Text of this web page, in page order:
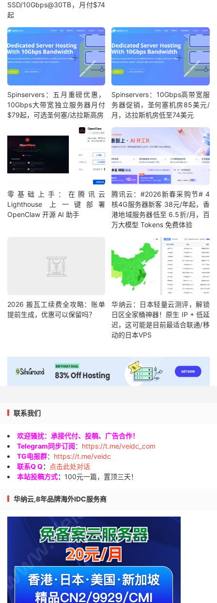
SSD/10Gbps@30TB，月付$74
起
Spinservers：五月重磅优惠，
10Gbps大带宽独立服务器月付
$79起，可选圣何塞/达拉斯高房
Spinservers：10Gbps高带宽服
务器促销，圣何塞机房85美元/
月，达拉斯机房低至74美元
零基础上手：在腾讯云
Lighthouse 上一键部署
OpenClaw 开源 AI 助手
腾讯云：#2026新春采购节# 4
核4G服务器新客 38元/年起，香
港地域服务器低至 6.5折/月，百
万大模型 Tokens 免费体验
2026 搬瓦工续费全攻略：账单
提前生成，优惠可以保留吗？
华纳云：日本轻量云测评，解锁
日区全家桶神器！原生 IP + 低延
迟，这可能是目前最适合联通/移
动的日本VPS
联系我们
欢迎骚扰：承接代付、投稿、广告合作！
Telegram同步订阅： https://t.me/veidc_com
TG电报群： https://t.me/veidc
联系Q Q：
点击此处对话
本站投稿方式： 100元一篇，置顶三天！
华纳云,8年品牌海外IDC服务商